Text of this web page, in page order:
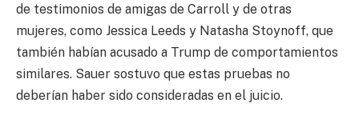
de testimonios de amigas de Carroll y de otras
mujeres, como Jessica Leeds y Natasha Stoynoff, que
también habían acusado a Trump de comportamientos
similares. Sauer sostuvo que estas pruebas no
deberían haber sido consideradas en el juicio.